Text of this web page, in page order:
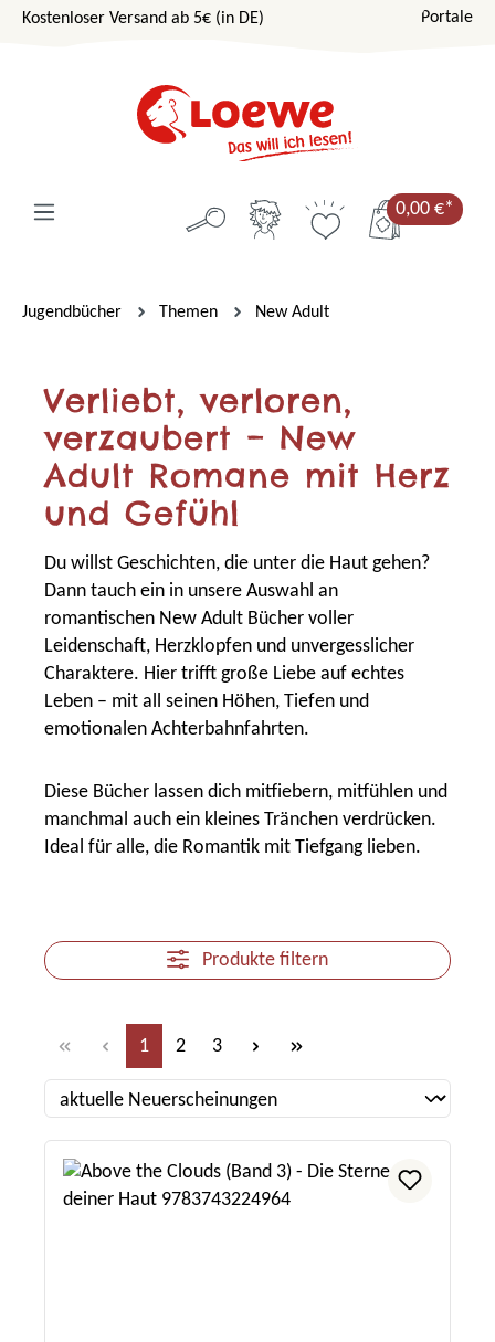
Zum Hauptinhalt springen
Kostenloser Versand ab 5€ (in DE) Portale
0,00 €*
Jugendbücher Themen New Adult
Verliebt, verloren,
verzaubert – New
Adult Romane mit Herz
und Gefühl
Du willst Geschichten, die unter die Haut gehen?
Dann tauch ein in unsere Auswahl an
romantischen New Adult Bücher voller
Leidenschaft, Herzklopfen und unvergesslicher
Charaktere. Hier trifft große Liebe auf echtes
Leben – mit all seinen Höhen, Tiefen und
emotionalen Achterbahnfahrten.
Diese Bücher lassen dich mitfiebern, mitfühlen und
manchmal auch ein kleines Tränchen verdrücken.
Ideal für alle, die Romantik mit Tiefgang lieben.
Produkte filtern
Seite
1 Seite
2 Seite
3